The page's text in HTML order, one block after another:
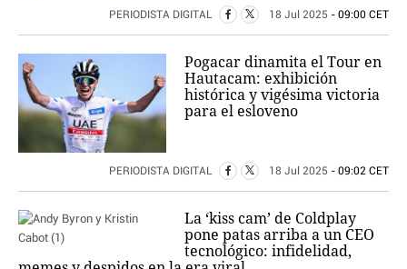
PERIODISTA DIGITAL 18 Jul 2025 - 09:00 CET
Pogacar dinamita el Tour en
Hautacam: exhibición
histórica y vigésima victoria
para el esloveno
PERIODISTA DIGITAL 18 Jul 2025 - 09:02 CET
La ‘kiss cam’ de Coldplay
pone patas arriba a un CEO
tecnológico: infidelidad,